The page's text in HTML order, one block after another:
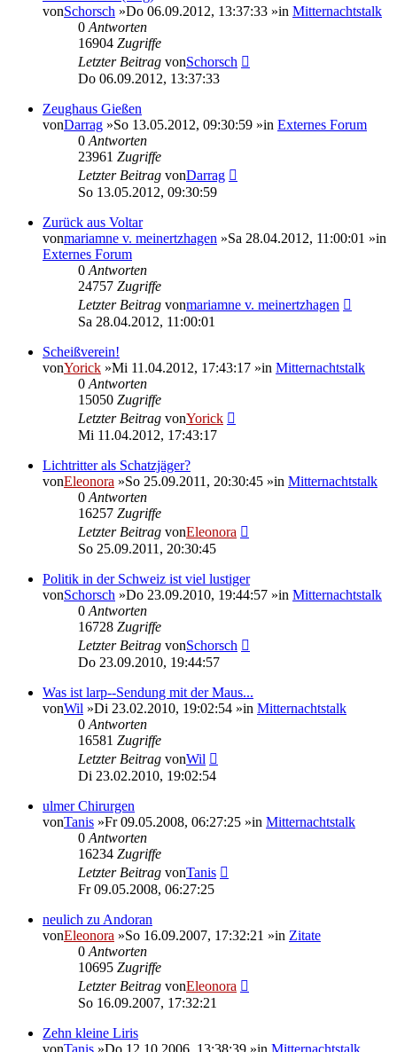
vonSchorsch »Do 06.09.2012, 13:37:33 »in Mitternachtstalk
0 Antworten
16904 Zugriffe
Letzter Beitrag vonSchorsch
Do 06.09.2012, 13:37:33
Zeughaus Gießen
vonDarrag »So 13.05.2012, 09:30:59 »in Externes Forum
0 Antworten
23961 Zugriffe
Letzter Beitrag vonDarrag
So 13.05.2012, 09:30:59
Zurück aus Voltar
vonmariamne v. meinertzhagen »Sa 28.04.2012, 11:00:01 »in
Externes Forum
0 Antworten
24757 Zugriffe
Letzter Beitrag vonmariamne v. meinertzhagen
Sa 28.04.2012, 11:00:01
Scheißverein!
vonYorick »Mi 11.04.2012, 17:43:17 »in Mitternachtstalk
0 Antworten
15050 Zugriffe
Letzter Beitrag vonYorick
Mi 11.04.2012, 17:43:17
Lichtritter als Schatzjäger?
vonEleonora »So 25.09.2011, 20:30:45 »in Mitternachtstalk
0 Antworten
16257 Zugriffe
Letzter Beitrag vonEleonora
So 25.09.2011, 20:30:45
Politik in der Schweiz ist viel lustiger
vonSchorsch »Do 23.09.2010, 19:44:57 »in Mitternachtstalk
0 Antworten
16728 Zugriffe
Letzter Beitrag vonSchorsch
Do 23.09.2010, 19:44:57
Was ist larp--Sendung mit der Maus...
vonWil »Di 23.02.2010, 19:02:54 »in Mitternachtstalk
0 Antworten
16581 Zugriffe
Letzter Beitrag vonWil
Di 23.02.2010, 19:02:54
ulmer Chirurgen
vonTanis »Fr 09.05.2008, 06:27:25 »in Mitternachtstalk
0 Antworten
16234 Zugriffe
Letzter Beitrag vonTanis
Fr 09.05.2008, 06:27:25
neulich zu Andoran
vonEleonora »So 16.09.2007, 17:32:21 »in Zitate
0 Antworten
10695 Zugriffe
Letzter Beitrag vonEleonora
So 16.09.2007, 17:32:21
Zehn kleine Liris
vonTanis »Do 12.10.2006, 13:38:39 »in Mitternachtstalk